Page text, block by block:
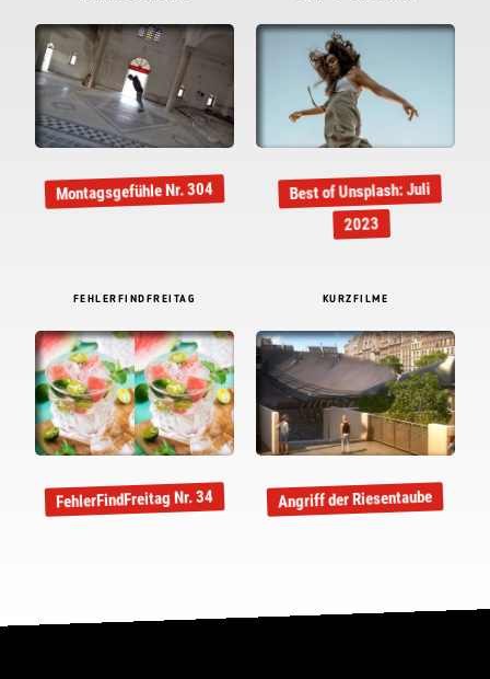
Montagsgefühle Nr. 304 Best of Unsplash: Juli
2023
FEHLERFINDFREITAG
FehlerFindFreitag Nr. 34
KURZFILME
Angriff der Riesentaube